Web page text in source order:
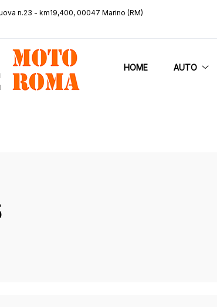
n.23 - km19,400, 00047 Marino (RM)
HOME AUTO